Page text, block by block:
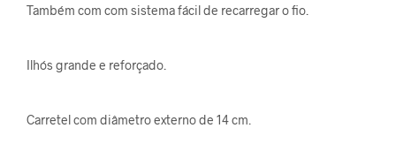
Também com com sistema fácil de recarregar o fio.
Ilhós grande e reforçado.
Carretel com diâmetro externo de 14 cm.